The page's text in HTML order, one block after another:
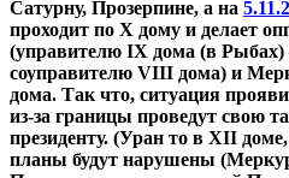
Сатурну, Прозерпине, а на
проходит по Х дому и делает
(управителю IX дома (в Рыбах)
соуправителю VIII дома) и
дома. Так что, ситуация
из-за границы проведут свою
президенту. (Уран то в XII
планы будут нарушены